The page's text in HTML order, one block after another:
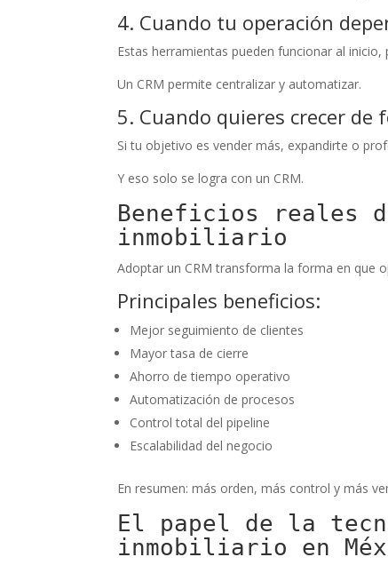
4. Cuando tu operación
Estas herramientas pueden funcionar al
Un CRM permite centralizar y automatizar.
5. Cuando quieres crecer de
Si tu objetivo es vender más, expandirte o
Y eso solo se logra con un CRM.
Beneficios reales
inmobiliario
Adoptar un CRM transforma la forma en que
Principales beneficios:
Mejor seguimiento de clientes
Mayor tasa de cierre
Ahorro de tiempo operativo
Automatización de procesos
Control total del pipeline
Escalabilidad del negocio
En resumen: más orden, más control y más
El papel de la
inmobiliario en